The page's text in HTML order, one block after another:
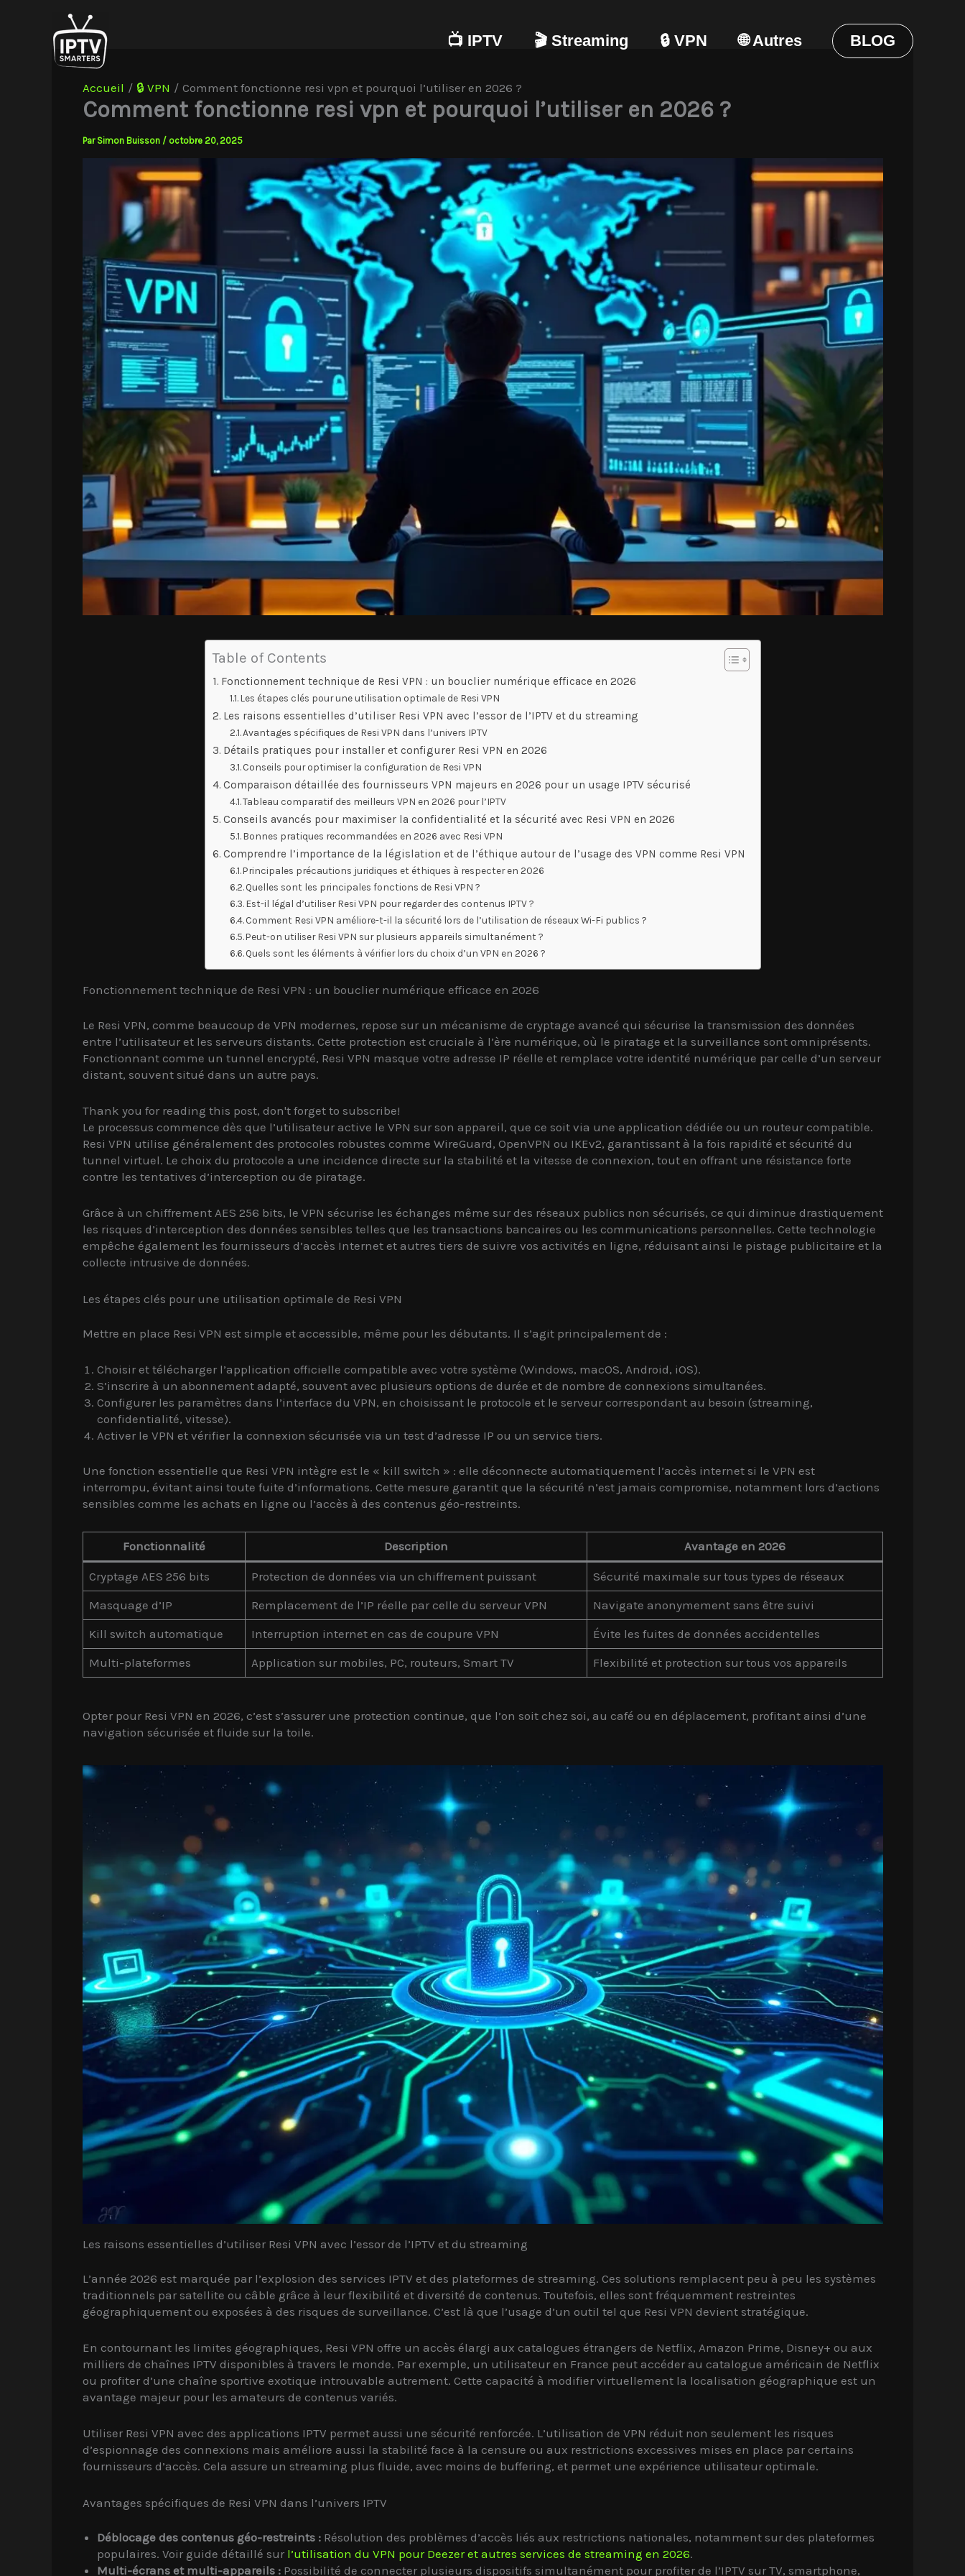
📺 IPTV 🎬 Streaming 🔒 VPN 🌐 Autres BLOG
Accueil 🔒 VPN Comment fonctionne resi vpn et pourquoi l’utiliser en 2026 ?
Comment fonctionne resi vpn et pourquoi l’utiliser en 2026 ?
Par Simon Buisson / octobre 20, 2025
Table of Contents
Fonctionnement technique de Resi VPN : un bouclier numérique efficace en 2026
Les étapes clés pour une utilisation optimale de Resi VPN
Les raisons essentielles d’utiliser Resi VPN avec l’essor de l’IPTV et du streaming
Avantages spécifiques de Resi VPN dans l’univers IPTV
Détails pratiques pour installer et configurer Resi VPN en 2026
Conseils pour optimiser la configuration de Resi VPN
Comparaison détaillée des fournisseurs VPN majeurs en 2026 pour un usage IPTV sécurisé
Tableau comparatif des meilleurs VPN en 2026 pour l’IPTV
Conseils avancés pour maximiser la confidentialité et la sécurité avec Resi VPN en 2026
Bonnes pratiques recommandées en 2026 avec Resi VPN
Comprendre l’importance de la législation et de l’éthique autour de l’usage des VPN comme Resi VPN
Principales précautions juridiques et éthiques à respecter en 2026
Quelles sont les principales fonctions de Resi VPN ?
Est-il légal d’utiliser Resi VPN pour regarder des contenus IPTV ?
Comment Resi VPN améliore-t-il la sécurité lors de l’utilisation de réseaux Wi-Fi publics ?
Peut-on utiliser Resi VPN sur plusieurs appareils simultanément ?
Quels sont les éléments à vérifier lors du choix d’un VPN en 2026 ?
Fonctionnement technique de Resi VPN : un bouclier numérique efficace en 2026
Le Resi VPN, comme beaucoup de VPN modernes, repose sur un mécanisme de cryptage avancé qui sécurise la transmission des données
entre l’utilisateur et les serveurs distants. Cette protection est cruciale à l’ère numérique, où le piratage et la surveillance sont omniprésents.
Fonctionnant comme un tunnel encrypté, Resi VPN masque votre adresse IP réelle et remplace votre identité numérique par celle d’un serveur
distant, souvent situé dans un autre pays.
Thank you for reading this post, don't forget to subscribe!
Le processus commence dès que l’utilisateur active le VPN sur son appareil, que ce soit via une application dédiée ou un routeur compatible.
Resi VPN utilise généralement des protocoles robustes comme WireGuard, OpenVPN ou IKEv2, garantissant à la fois rapidité et sécurité du
tunnel virtuel. Le choix du protocole a une incidence directe sur la stabilité et la vitesse de connexion, tout en offrant une résistance forte
contre les tentatives d’interception ou de piratage.
Grâce à un chiffrement AES 256 bits, le VPN sécurise les échanges même sur des réseaux publics non sécurisés, ce qui diminue drastiquement
les risques d’interception des données sensibles telles que les transactions bancaires ou les communications personnelles. Cette technologie
empêche également les fournisseurs d’accès Internet et autres tiers de suivre vos activités en ligne, réduisant ainsi le pistage publicitaire et la
collecte intrusive de données.
Les étapes clés pour une utilisation optimale de Resi VPN
Mettre en place Resi VPN est simple et accessible, même pour les débutants. Il s’agit principalement de :
Choisir et télécharger l’application officielle compatible avec votre système (Windows, macOS, Android, iOS).
S’inscrire à un abonnement adapté, souvent avec plusieurs options de durée et de nombre de connexions simultanées.
Configurer les paramètres dans l’interface du VPN, en choisissant le protocole et le serveur correspondant au besoin (streaming,
confidentialité, vitesse).
Activer le VPN et vérifier la connexion sécurisée via un test d’adresse IP ou un service tiers.
Une fonction essentielle que Resi VPN intègre est le « kill switch » : elle déconnecte automatiquement l’accès internet si le VPN est
interrompu, évitant ainsi toute fuite d’informations. Cette mesure garantit que la sécurité n’est jamais compromise, notamment lors d’actions
sensibles comme les achats en ligne ou l’accès à des contenus géo-restreints.
Fonctionnalité Description Avantage en 2026
Cryptage AES 256 bits Protection de données via un chiffrement puissant
Sécurité maximale sur tous types de réseaux
Masquage d’IP
Remplacement de l’IP réelle par celle du serveur VPN
Navigate anonymement sans être suivi
Kill switch automatique
Interruption internet en cas de coupure VPN
Évite les fuites de données accidentelles
Multi-plateformes
Application sur mobiles, PC, routeurs, Smart TV Flexibilité et protection sur tous vos appareils
Opter pour Resi VPN en 2026, c’est s’assurer une protection continue, que l’on soit chez soi, au café ou en déplacement, profitant ainsi d’une
navigation sécurisée et fluide sur la toile.
Les raisons essentielles d’utiliser Resi VPN avec l’essor de l’IPTV et du streaming
L’année 2026 est marquée par l’explosion des services IPTV et des plateformes de streaming. Ces solutions remplacent peu à peu les systèmes
traditionnels par satellite ou câble grâce à leur flexibilité et diversité de contenus. Toutefois, elles sont fréquemment restreintes
géographiquement ou exposées à des risques de surveillance. C’est là que l’usage d’un outil tel que Resi VPN devient stratégique.
En contournant les limites géographiques, Resi VPN offre un accès élargi aux catalogues étrangers de Netflix, Amazon Prime, Disney+ ou aux
milliers de chaînes IPTV disponibles à travers le monde. Par exemple, un utilisateur en France peut accéder au catalogue américain de Netflix
ou profiter d’une chaîne sportive exotique introuvable autrement. Cette capacité à modifier virtuellement la localisation géographique est un
avantage majeur pour les amateurs de contenus variés.
Utiliser Resi VPN avec des applications IPTV permet aussi une sécurité renforcée. L’utilisation de VPN réduit non seulement les risques
d’espionnage des connexions mais améliore aussi la stabilité face à la censure ou aux restrictions excessives mises en place par certains
fournisseurs d’accès. Cela assure un streaming plus fluide, avec moins de buffering, et permet une expérience utilisateur optimale.
Avantages spécifiques de Resi VPN dans l’univers IPTV
Déblocage des contenus géo-restreints :Résolution des problèmes d’accès liés aux restrictions nationales, notamment sur des plateformes
populaires. Voir guide détaillé sur l’utilisation du VPN pour Deezer et autres services de streaming en 2026.
Multi-écrans et multi-appareils :Possibilité de connecter plusieurs dispositifs simultanément pour profiter de l’IPTV sur TV, smartphone,